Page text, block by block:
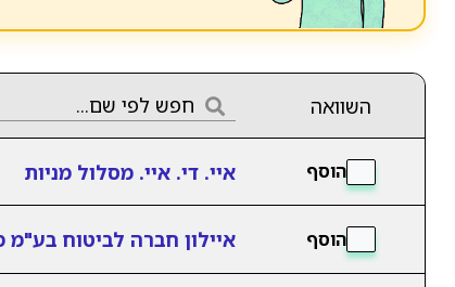
השוואה
הוסף איי. די. איי. מסלול מניות
הוסף איילון חברה לביטוח בע"מ